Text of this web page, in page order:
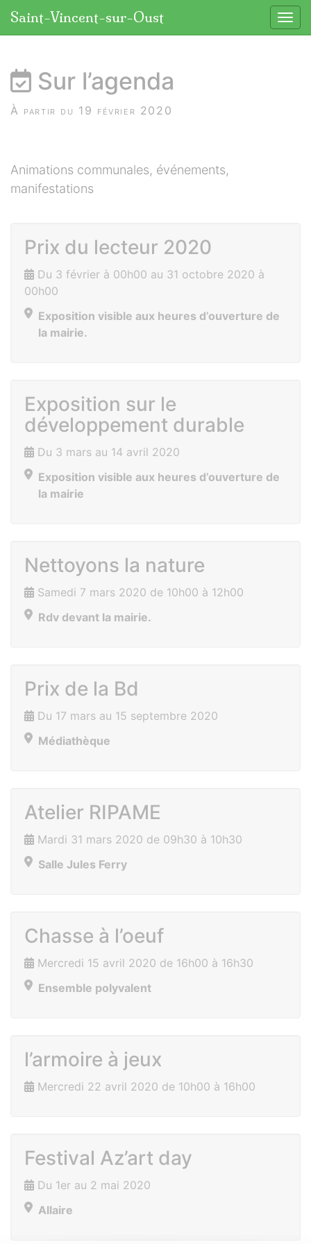
Saint-Vincent-sur-Oust
Sur l’agenda
À partir du 19 février 2020
Animations communales, événements,
manifestations
Prix du lecteur 2020
Du 3 février à 00h00 au 31 octobre 2020 à
00h00
Exposition visible aux heures d’ouverture de
la mairie.
Exposition sur le
développement durable
Du 3 mars au 14 avril 2020
Exposition visible aux heures d’ouverture de
la mairie
Nettoyons la nature
Samedi 7 mars 2020 de 10h00 à 12h00
Rdv devant la mairie.
Prix de la Bd
Du 17 mars au 15 septembre 2020
Médiathèque
Atelier RIPAME
Mardi 31 mars 2020 de 09h30 à 10h30
Salle Jules Ferry
Chasse à l’oeuf
Mercredi 15 avril 2020 de 16h00 à 16h30
Ensemble polyvalent
l’armoire à jeux
Mercredi 22 avril 2020 de 10h00 à 16h00
Festival Az’art day
Du 1er au 2 mai 2020
Allaire
Panneau de gestion des cookies